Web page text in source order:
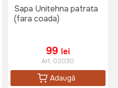
Sapa Unitehna patrata
(fara coada)
99 lei
Art: 02030
Adaugă